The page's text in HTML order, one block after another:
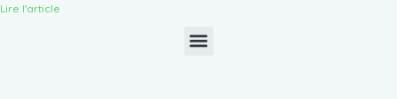
Lire l'article